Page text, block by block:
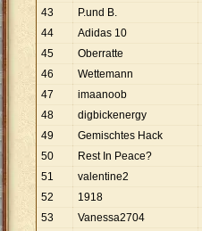
43
P.und B.
44
Adidas 10
45
Oberratte
46
Wettemann
47
imaanoob
48
digbickenergy
49
Gemischtes Hack
50
Rest In Peace?
51
valentine2
52
1918
53
Vanessa2704